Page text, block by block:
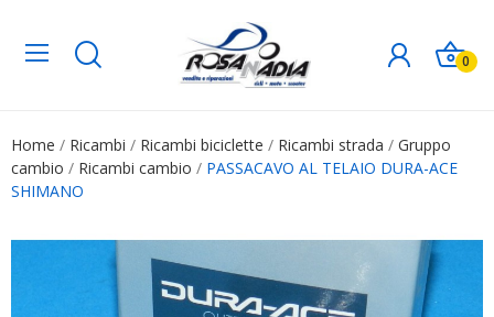
0
Home Ricambi Ricambi biciclette Ricambi strada
Gruppo
cambio
Ricambi cambio
PASSACAVO AL TELAIO DURA-ACE
SHIMANO